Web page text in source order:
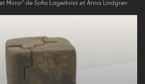
Mirror" de Sofia Lagerkvist et Anna Lindgren